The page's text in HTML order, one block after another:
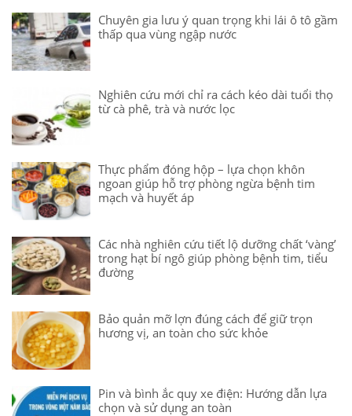
Chuyên gia lưu ý quan trọng khi lái ô tô gầm
thấp qua vùng ngập nước
Nghiên cứu mới chỉ ra cách kéo dài tuổi thọ
từ cà phê, trà và nước lọc
Thực phẩm đóng hộp – lựa chọn khôn
ngoan giúp hỗ trợ phòng ngừa bệnh tim
mạch và huyết áp
Các nhà nghiên cứu tiết lộ dưỡng chất ‘vàng’
trong hạt bí ngô giúp phòng bệnh tim, tiểu
đường
Bảo quản mỡ lợn đúng cách để giữ trọn
hương vị, an toàn cho sức khỏe
Pin và bình ắc quy xe điện: Hướng dẫn lựa
chọn và sử dụng an toàn